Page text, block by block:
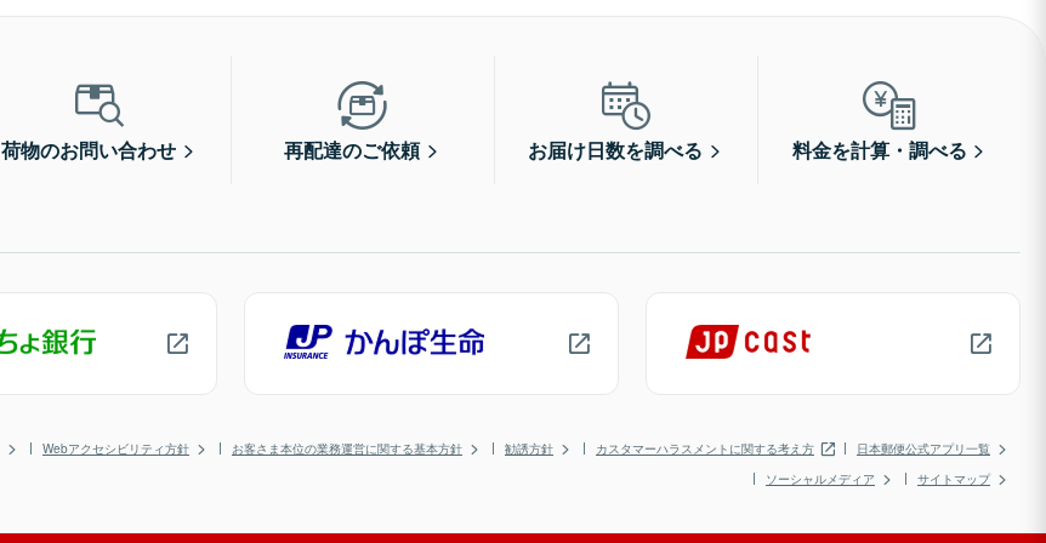
荷物のお問い合わせ 再配達のご依頼 お届け日数を調べる 料金を計算・調べる
Webアクセシビリティ方針 お客さま本位の業務運営に関する基本方針 勧誘方針 カスタマーハラスメントに関する考え方
日本郵便公式アプリ一覧
ソーシャルメディア
サイトマップ